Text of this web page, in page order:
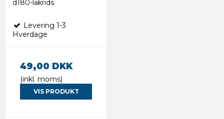
d180-lakrids
Levering 1-3
Hverdage
49,00 DKK
(inkl. moms)
VIS PRODUKT